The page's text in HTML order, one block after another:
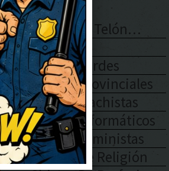
Se Abre El Telón…
Enlaces
Chistes Verdes
Chistes Provinciales
Chistes Machistas
Chistes Informáticos
Chistes Feministas
Chistes De Religión